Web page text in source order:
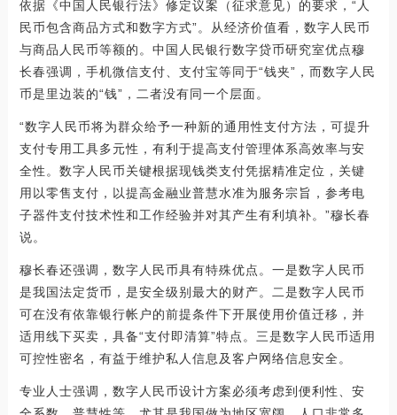
依据《中国人民银行法》修定议案（征求意见）的要求，“人
民币包含商品方式和数字方式”。从经济价值看，数字人民币
与商品人民币等额的。中国人民银行数字贷币研究室优点穆
长春强调，手机微信支付、支付宝等同于“钱夹”，而数字人民
币是里边装的“钱”，二者没有同一个层面。
“数字人民币将为群众给予一种新的通用性支付方法，可提升
支付专用工具多元性，有利于提高支付管理体系高效率与安
全性。数字人民币关键根据现钱类支付凭据精准定位，关键
用以零售支付，以提高金融业普慧水准为服务宗旨，参考电
子器件支付技术性和工作经验并对其产生有利填补。”穆长春
说。
穆长春还强调，数字人民币具有特殊优点。一是数字人民币
是我国法定货币，是安全级别最大的财产。二是数字人民币
可在没有依靠银行帐户的前提条件下开展使用价值迁移，并
适用线下买卖，具备“支付即清算”特点。三是数字人民币适用
可控性密名，有益于维护私人信息及客户网络信息安全。
专业人士强调，数字人民币设计方案必须考虑到便利性、安